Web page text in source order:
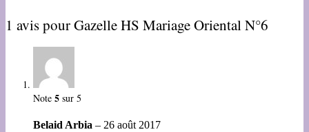
1 avis pourGazelle HS Mariage Oriental N°6
Note 5 sur 5
Belaid Arbia – 26 août 2017